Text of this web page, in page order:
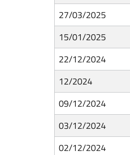
27/03/2025
15/01/2025
22/12/2024
12/2024
09/12/2024
03/12/2024
02/12/2024